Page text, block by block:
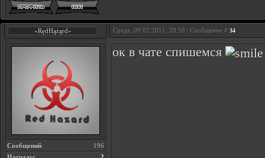
«RędHążąrd» Среда, 09.02.2011, 20:58 | Сообщение # 34
Сообщений:
196
ок в чате спишемся